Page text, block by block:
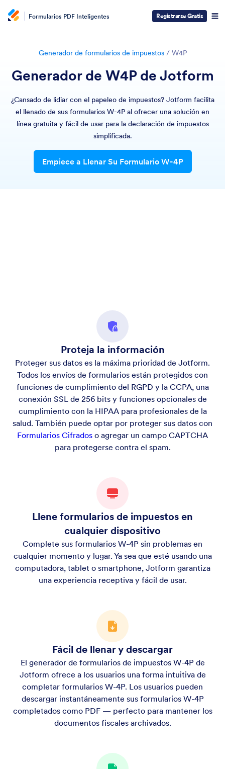
Formularios PDF Inteligentes Registrarse Gratis
Generador de formularios de impuestos / W4P
Generador de W4P de Jotform
¿Cansado de lidiar con el papeleo de impuestos? Jotform facilita
el llenado de sus formularios W-4P al ofrecer una solución en
línea gratuita y fácil de usar para la declaración de impuestos
simplificada.
Empiece a Llenar Su Formulario W-4P
Proteja la información
Proteger sus datos es la máxima prioridad de Jotform.
Todos los envíos de formularios están protegidos con
funciones de cumplimiento del RGPD y la CCPA, una
conexión SSL de 256 bits y funciones opcionales de
cumplimiento con la HIPAA para profesionales de la
salud. También puede optar por proteger sus datos con
Formularios Cifrados o agregar un campo CAPTCHA
para protegerse contra el spam.
Llene formularios de impuestos en
cualquier dispositivo
Complete sus formularios W-4P sin problemas en
cualquier momento y lugar. Ya sea que esté usando una
computadora, tablet o smartphone, Jotform garantiza
una experiencia receptiva y fácil de usar.
Fácil de llenar y descargar
El generador de formularios de impuestos W-4P de
Jotform ofrece a los usuarios una forma intuitiva de
completar formularios W-4P. Los usuarios pueden
descargar instantáneamente sus formularios W-4P
completados como PDF — perfecto para mantener los
documentos fiscales archivados.